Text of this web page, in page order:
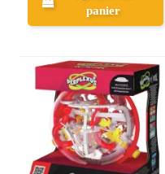
panier